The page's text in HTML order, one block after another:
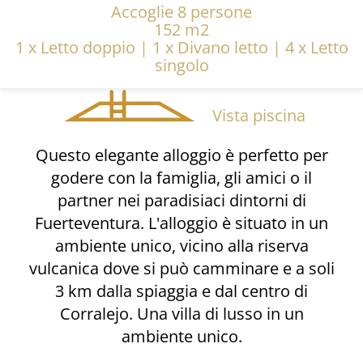
Accoglie 8 persone
152 m2
1 x Letto doppio | 1 x Divano letto | 4 x Letto
singolo
Vista piscina
Questo elegante alloggio è perfetto per
godere con la famiglia, gli amici o il
partner nei paradisiaci dintorni di
Fuerteventura. L'alloggio è situato in un
ambiente unico, vicino alla riserva
vulcanica dove si può camminare e a soli
3 km dalla spiaggia e dal centro di
Corralejo. Una villa di lusso in un
ambiente unico.